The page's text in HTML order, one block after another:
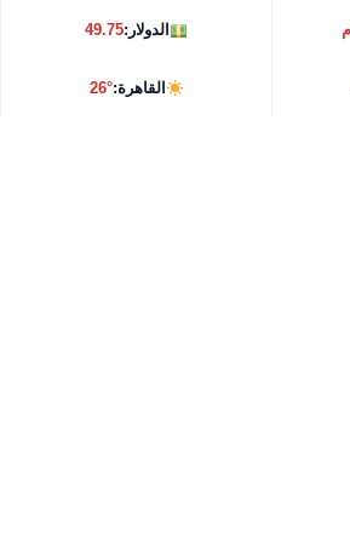
الدولار:49.75
القاهرة:26°